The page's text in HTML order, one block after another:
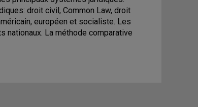
droit civil, Common Law, droit
européen et socialiste. Les
nationaux. La méthode comparative